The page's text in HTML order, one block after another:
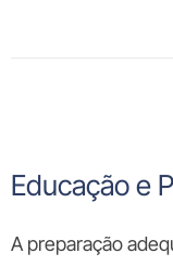
Educação e
A preparação